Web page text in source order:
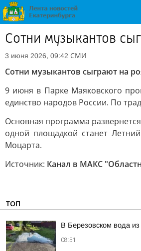
Сотни музыкантов
3 июня 2026, 09:42 СМИ
Сотни музыкантов сыграют на
9 июня в Парке Маяковского
единство народов России. По
Основная программа
одной площадкой станет
Моцарта.
Источник: Канал в МАКС
ТОП
В Березовском вода
08:51